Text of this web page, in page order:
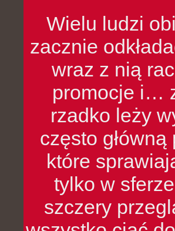
Wielu ludzi
zacznie
wraz z nią
promocje i…
rzadko leży
często
które
tylko w
szczery